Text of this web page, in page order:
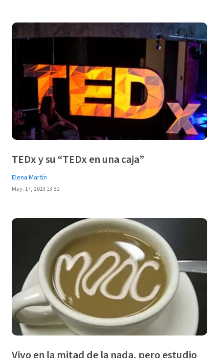
TEDx y su “TEDx en una caja”
Elena Martín
May. 17, 2013 13:32